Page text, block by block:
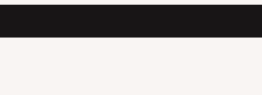
para o Publico-Alvo dos Clientes